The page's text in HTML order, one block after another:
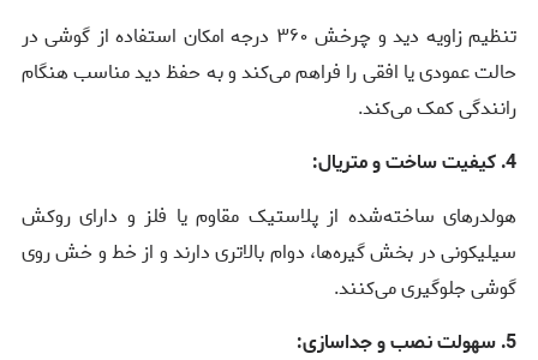
تنظیم زاویه دید و چرخش ۳۶۰ درجه امکان استفاده از گوشی در
حالت عمودی یا افقی را فراهم می‌کند و به حفظ دید مناسب هنگام
رانندگی کمک می‌کند.
4. کیفیت ساخت و متریال:
هولدرهای ساخته‌شده از پلاستیک مقاوم یا فلز و دارای روکش
سیلیکونی در بخش گیره‌ها، دوام بالاتری دارند و از خط و خش روی
گوشی جلوگیری می‌کنند.
5. سهولت نصب و جداسازی: